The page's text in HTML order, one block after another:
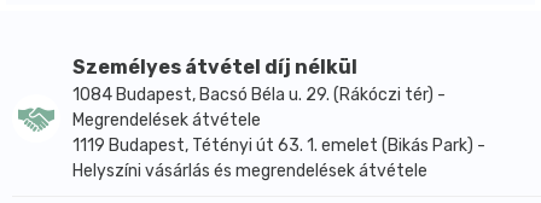
Személyes átvétel díj nélkül
1084 Budapest, Bacsó Béla u. 29. (Rákóczi tér) -
Megrendelések átvétele
1119 Budapest, Tétényi út 63. 1. emelet (Bikás Park) -
Helyszíni vásárlás és megrendelések átvétele